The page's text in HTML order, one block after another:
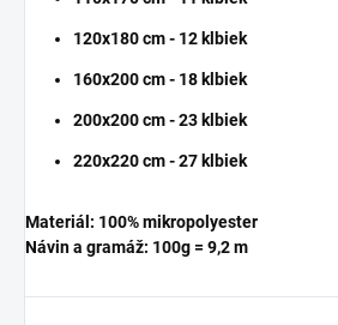
120x180 cm - 12 klbiek
160x200 cm - 18 klbiek
200x200 cm - 23 klbiek
220x220 cm - 27 klbiek
Materiál: 100%mikropolyester
Návin a gramáž: 100g = 9,2 m